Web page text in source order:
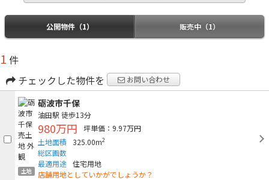
公開物件（1） 販売中（1）
1 件
チェックした物件を
お問い合わせ
土地
砺波市千保
油田駅 徒歩13分
980万円
坪単価：9.97万円
土地面積
325.00m2
総区画数
最適用途 住宅用地
店舗用地としていかがでしょうか？